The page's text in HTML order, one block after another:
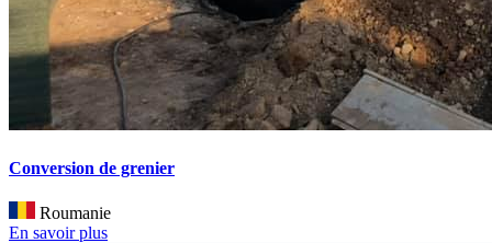
Conversion de grenier
Roumanie
En savoir plus